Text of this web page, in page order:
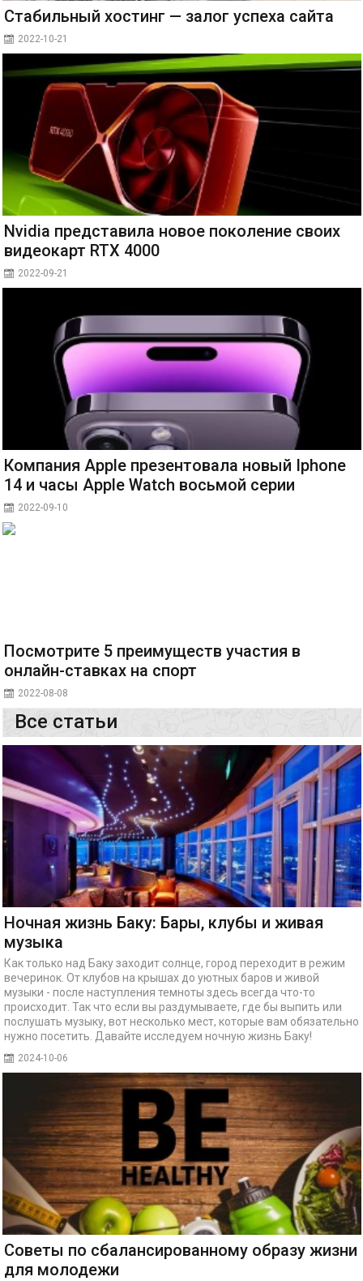
Стабильный хостинг — залог успеха сайта
2022-10-21
Nvidia представила новое поколение своих
видеокарт RTX 4000
2022-09-21
Компания Apple презентовала новый Iphone
14 и часы Apple Watch восьмой серии
2022-09-10
Посмотрите 5 преимуществ участия в
онлайн-ставках на спорт
2022-08-08
Все статьи
Ночная жизнь Баку: Бары, клубы и живая
музыка
Как только над Баку заходит солнце, город переходит в режим
вечеринок. От клубов на крышах до уютных баров и живой
музыки - после наступления темноты здесь всегда что-то
происходит. Так что если вы раздумываете, где бы выпить или
послушать музыку, вот несколько мест, которые вам обязательно
нужно посетить. Давайте исследуем ночную жизнь Баку!
2024-10-06
Советы по сбалансированному образу жизни
для молодежи